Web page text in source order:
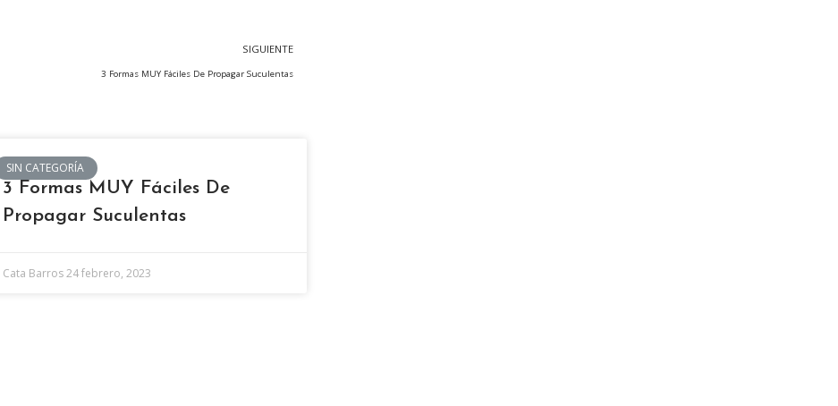
SIGUIENTE
3 Formas MUY Fáciles De Propagar Suculentas
SIN CATEGORÍA
3 Formas MUY Fáciles De
Propagar Suculentas
Cata Barros24 febrero, 2023